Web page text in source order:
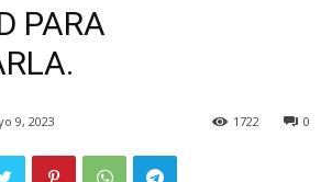
PARA
9, 2023 0
1722